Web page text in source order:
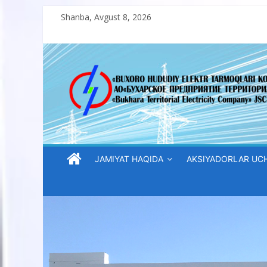
content
Shanba, Avgust 8, 2026
“Buxoro
hududiy
elektr
tarmoqlari
korxonasi”
“Buxoro
JAMIYAT HAQIDA AKSIYADORLAR